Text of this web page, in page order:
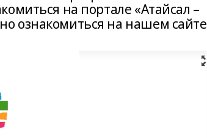
на портале «Атайсал –
ознакомиться на нашем сайте